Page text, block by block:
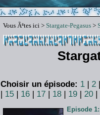
Vous Ãªtes ici > Stargate-Pegasus >
Choisir un épisode: 1 | 2
| 15 | 16 | 17 | 18 | 19 | 20 |
Episode